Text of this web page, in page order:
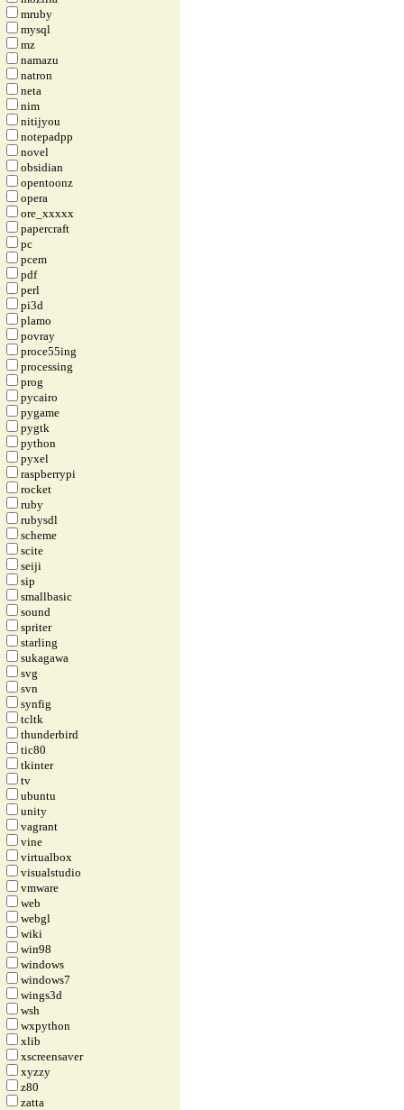
mruby
mysql
mz
namazu
natron
neta
nim
nitijyou
notepadpp
novel
obsidian
opentoonz
opera
ore_xxxxx
papercraft
pc
pcem
pdf
perl
pi3d
plamo
povray
proce55ing
processing
prog
pycairo
pygame
pygtk
python
pyxel
raspberrypi
rocket
ruby
rubysdl
scheme
scite
seiji
sip
smallbasic
sound
spriter
starling
sukagawa
svg
svn
synfig
tcltk
thunderbird
tic80
tkinter
tv
ubuntu
unity
vagrant
vine
virtualbox
visualstudio
vmware
web
webgl
wiki
win98
windows
windows7
wings3d
wsh
wxpython
xlib
xscreensaver
xyzzy
z80
zatta